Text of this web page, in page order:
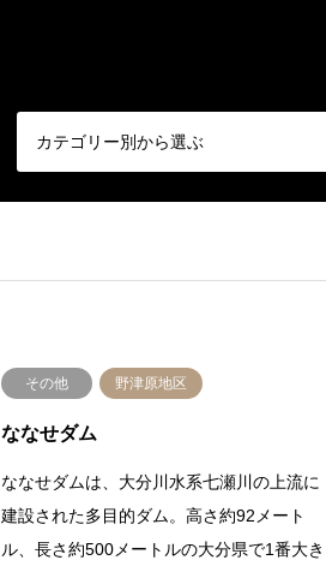
カテゴリー別から選ぶ
その他 野津原地区
ななせダム
ななせダムは、大分川水系七瀬川の上流に
建設された多目的ダム。高さ約92メート
ル、長さ約500メートルの大分県で1番大き